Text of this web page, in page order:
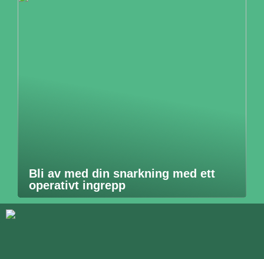
Bli av med din snarkning med ett
operativt ingrepp